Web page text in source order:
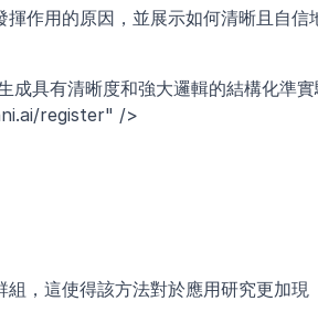
作用的原因，並展示如何清晰且自信
具有清晰度和強大邏輯的結構化準實
register" />
，這使得該方法對於應用研究更加現